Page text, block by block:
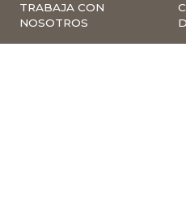
TRABAJA CON
NOSOTROS